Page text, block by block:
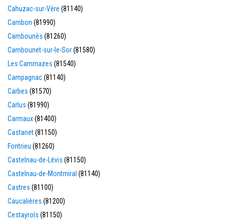
Cahuzac-sur-Vère (81140)
Cambon (81990)
Cambounès (81260)
Cambounet-sur-le-Sor(81580)
Les Cammazes (81540)
Campagnac(81140)
Carbes (81570)
Carlus (81990)
Carmaux(81400)
Castanet(81150)
Fontrieu (81260)
Castelnau-de-Lévis (81150)
Castelnau-de-Montmiral (81140)
Castres (81100)
Caucalières (81200)
Cestayrols (81150)